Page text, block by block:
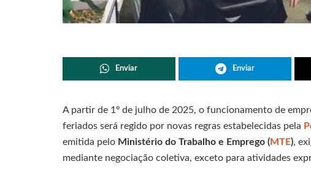
Enviar Enviar
A partir de 1º de julho de 2025, o funcionamento de
feriados será regido por novas regras estabelecidas pela
emitida pelo Ministério do Trabalho e Emprego (MTE),
mediante negociação coletiva, exceto para atividades